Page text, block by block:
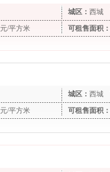
城区： 西城
元/平方米 可租售面积：
城区： 西城
元/平方米 可租售面积：